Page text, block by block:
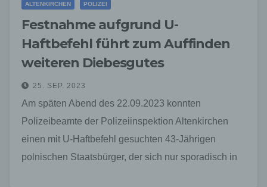
ALTENKIRCHEN POLIZEI
Festnahme aufgrund U-
Haftbefehl führt zum Auffinden
weiteren Diebesgutes
25. SEP. 2023
Am späten Abend des 22.09.2023 konnten
Polizeibeamte der Polizeiinspektion Altenkirchen
einen mit U-Haftbefehl gesuchten 43-Jährigen
polnischen Staatsbürger, der sich nur sporadisch in